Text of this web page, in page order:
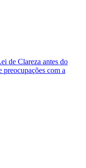
de Clareza antes do
preocupações com a